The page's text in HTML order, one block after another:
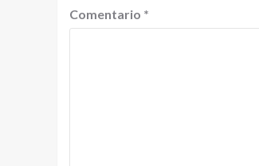
Comentario *